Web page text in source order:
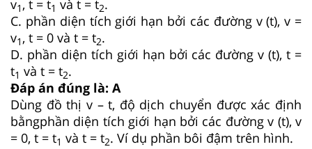
v1 , t = t1 và t = t2.
C. phần diện tích giới hạn bởi các đường v (t), v =
v1 , t = 0 và t = t2.
D. phần diện tích giới hạn bởi các đường v (t), t =
t1 và t = t2.
Đáp án đúng là: A
Dùng đồ thị v – t, độ dịch chuyển được xác định
bằngphần diện tích giới hạn bởi các đường v (t), v
= 0, t = t1 và t = t2. Ví dụ phần bôi đậm trên hình.